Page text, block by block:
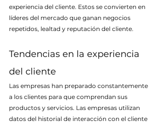
experiencia del cliente. Estos se convierten en
líderes del mercado que ganan negocios
repetidos, lealtad y reputación del cliente.
Tendencias en la experiencia
del cliente
Las empresas han preparado constantemente
a los clientes para que comprendan sus
productos y servicios. Las empresas utilizan
datos del historial de interacción con el cliente